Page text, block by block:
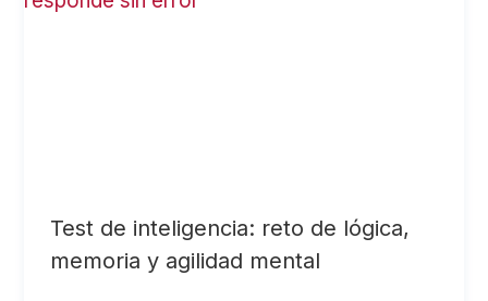
Test de inteligencia: reto de lógica,
memoria y agilidad mental